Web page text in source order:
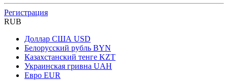
Регистрация
RUB
Доллар США USD
Белорусский рубль BYN
Казахстанский тенге KZT
Украинская гривна UAH
Евро EUR